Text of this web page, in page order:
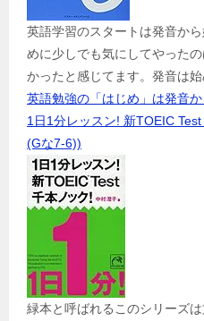
英語学習のスタートは発音か
めに少しでも気にしてやった
かったと感じてます。発音は始
英語勉強の「はじめ」は発音か
1日1分レッスン! 新TOEIC
(Gな7-6))
緑本と呼ばれるこのシリーズ